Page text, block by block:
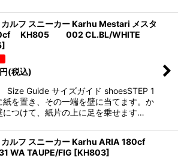
ルフ スニーカー Karhu Mestari メスタ
KH805 002 CL.BL/WHITE
]
円(税込)
Size Guide サイズガイド shoesSTEP 1
紙を置き、その一端を壁に当てます。か
につけて、紙片の上に足を乗せます…
ルフ スニーカー Karhu ARIA 180cf
TAUPE/FIG [KH803]